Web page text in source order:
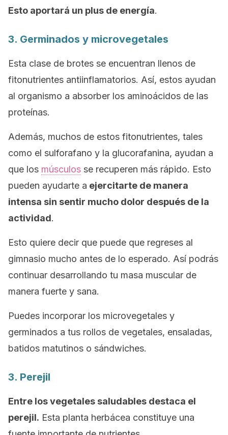
Esto aportará un plus de energía.
3. Germinados y microvegetales
Esta clase de brotes se encuentran llenos de
fitonutrientes antiinflamatorios. Así, estos ayudan
al organismo a absorber los aminoácidos de las
proteínas.
Además, muchos de estos fitonutrientes, tales
como el sulforafano y la glucorafanina, ayudan a
que los músculos se recuperen más rápido. Esto
pueden ayudarte a ejercitarte de manera
intensa sin sentir mucho dolor después de la
actividad.
Esto quiere decir que puede que regreses al
gimnasio mucho antes de lo esperado. Así podrás
continuar desarrollando tu masa muscular de
manera fuerte y sana.
Puedes incorporar los microvegetales y
germinados a tus rollos de vegetales, ensaladas,
batidos matutinos o sándwiches.
3. Perejil
Entre los vegetales saludables destaca el
perejil. Esta planta herbácea constituye una